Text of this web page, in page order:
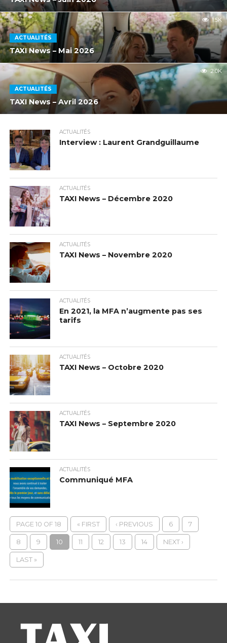
ACTUALITÉS
TAXI News – Mai 2026
1.5K
ACTUALITÉS
TAXI News – Avril 2026
2.0K
ACTUALITÉS
Interview : Laurent Grandguillaume
ACTUALITÉS
TAXI News – Décembre 2020
ACTUALITÉS
TAXI News – Novembre 2020
ACTUALITÉS
En 2021, la MFA n’augmente pas ses
tarifs
ACTUALITÉS
TAXI News – Octobre 2020
ACTUALITÉS
TAXI News – Septembre 2020
ACTUALITÉS
Communiqué MFA
PAGE 10 OF 18 « FIRST ‹ PREVIOUS 6 7
8 9 10 11 12 13 14 NEXT ›
LAST »